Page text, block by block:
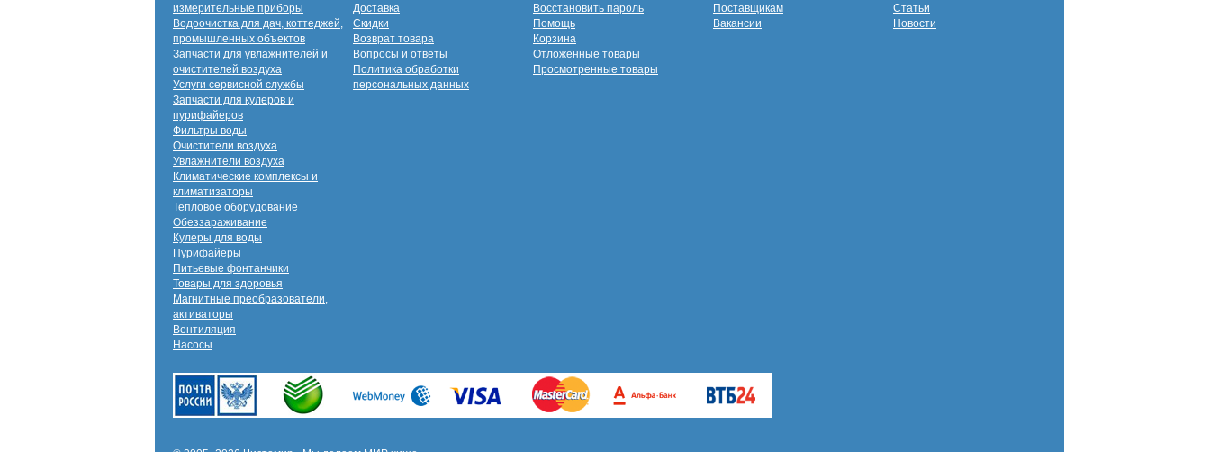
измерительные приборы
Водоочистка для дач, коттеджей,
промышленных объектов
Запчасти для увлажнителей и
очистителей воздуха
Услуги сервисной службы
Запчасти для кулеров и
пурифайеров
Фильтры воды
Очистители воздуха
Увлажнители воздуха
Климатические комплексы и
климатизаторы
Тепловое оборудование
Обеззараживание
Кулеры для воды
Пурифайеры
Питьевые фонтанчики
Товары для здоровья
Магнитные преобразователи,
активаторы
Вентиляция
Насосы
Доставка
Скидки
Возврат товара
Вопросы и ответы
Политика обработки
персональных данных
Восстановить пароль
Помощь
Корзина
Отложенные товары
Просмотренные товары
Поставщикам
Вакансии
Статьи
Новости